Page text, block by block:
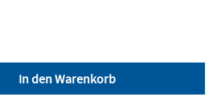
Wert ein
In den Warenkorb